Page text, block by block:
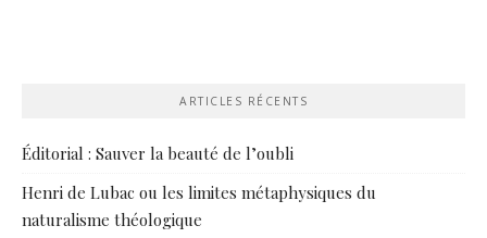
ARTICLES RÉCENTS
Éditorial : Sauver la beauté de l’oubli
Henri de Lubac ou les limites métaphysiques du
naturalisme théologique